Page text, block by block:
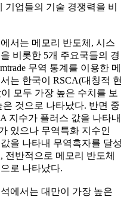
기업들의 기술 경쟁력을 비
서는 메모리 반도체, 시스
비롯한 5개 주요국들의 경
무역 통계를 이용한 메
는 한국이 RSCA(대칭적 현
모두 가장 높은 수치를 보
것으로 나타났다. 반면 중
지수가 플러스 값을 나타내
있으나 무역특화 지수인
을 나타내 무역흑자를 달성
전반적으로 메모리 반도체
로 나타났다.
에서는 대만이 가장 높은